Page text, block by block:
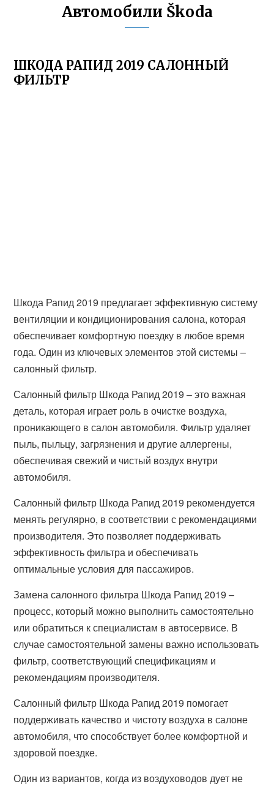
Автомобили Škoda
ШКОДА РАПИД 2019 САЛОННЫЙ
ФИЛЬТР
Шкода Рапид 2019 предлагает эффективную систему
вентиляции и кондиционирования салона, которая
обеспечивает комфортную поездку в любое время
года. Один из ключевых элементов этой системы –
салонный фильтр.
Салонный фильтр Шкода Рапид 2019 – это важная
деталь, которая играет роль в очистке воздуха,
проникающего в салон автомобиля. Фильтр удаляет
пыль, пыльцу, загрязнения и другие аллергены,
обеспечивая свежий и чистый воздух внутри
автомобиля.
Салонный фильтр Шкода Рапид 2019 рекомендуется
менять регулярно, в соответствии с рекомендациями
производителя. Это позволяет поддерживать
эффективность фильтра и обеспечивать
оптимальные условия для пассажиров.
Замена салонного фильтра Шкода Рапид 2019 –
процесс, который можно выполнить самостоятельно
или обратиться к специалистам в автосервисе. В
случае самостоятельной замены важно использовать
фильтр, соответствующий спецификациям и
рекомендациям производителя.
Салонный фильтр Шкода Рапид 2019 помогает
поддерживать качество и чистоту воздуха в салоне
автомобиля, что способствует более комфортной и
здоровой поездке.
Один из вариантов, когда из воздуховодов дует не